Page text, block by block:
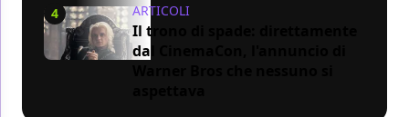
4 ARTICOLI
Il trono di spade: direttamente
dal CinemaCon, l'annuncio di